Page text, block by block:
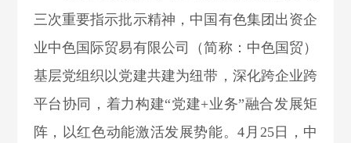
三次重要指示批示精神，中国有色集团出资企
业中色国际贸易有限公司（简称：中色国贸）
基层党组织以党建共建为纽带，深化跨企业跨
平台协同，着力构建“党建+业务”融合发展矩
阵，以红色动能激活发展势能。4月25日，中